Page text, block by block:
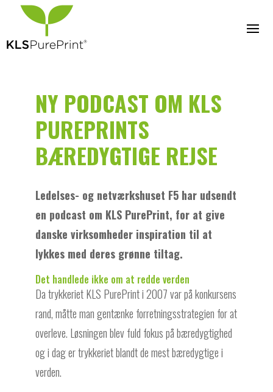
NY PODCAST OM KLS
PUREPRINTS
BÆREDYGTIGE REJSE
Ledelses- og netværkshuset F5 har udsendt
en podcast om KLS PurePrint, for at give
danske virksomheder inspiration til at
lykkes med deres grønne tiltag.
Det handlede ikke om at redde verden
Da trykkeriet KLS PurePrint i 2007 var på konkursens
rand, måtte man gentænke forretningsstrategien for at
overleve. Løsningen blev fuld fokus på bæredygtighed
og i dag er trykkeriet blandt de mest bæredygtige i
verden.